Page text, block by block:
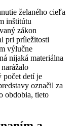
želaného cieľa
inštitútu
zákon
pri príležitosti
výlučne
nijaká materiálna
počet detí je
označil za
obdobia, tieto